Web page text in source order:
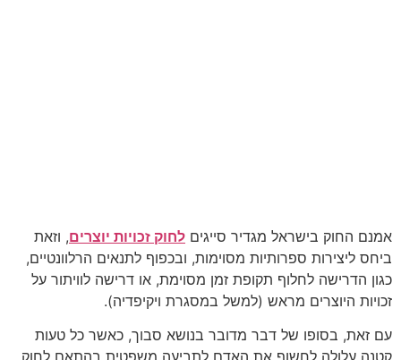
אמנם החוק בישראל מגדיר סייגים לחוק זכויות יוצרים, וזאת
ביחס ליצירות ספרותיות מסוימות, ובכפוף לתנאים הרלוונטיים,
כגון הדרישה לחלוף תקופת זמן מסוימת, או דרישה לוויתור על
זכויות היוצרים מראש (למשל במסגרת ויקיפדיה).
עם זאת, בסופו של דבר מדובר בנושא סבוך, כאשר כל טעות